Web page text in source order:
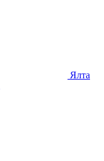
Ялта